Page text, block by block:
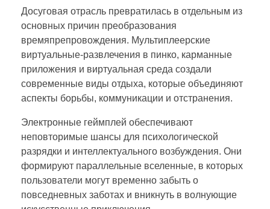
Досуговая отрасль превратилась в отдельным из
основных причин преобразования
времяпрепровождения. Мультиплеерские
виртуальные-развлечения в пинко, карманные
приложения и виртуальная среда создали
современные виды отдыха, которые объединяют
аспекты борьбы, коммуникации и отстранения.
Электронные геймплей обеспечивают
неповторимые шансы для психологической
разрядки и интеллектуального возбуждения. Они
формируют параллельные вселенные, в которых
пользователи могут временно забыть о
повседневных заботах и вникнуть в волнующие